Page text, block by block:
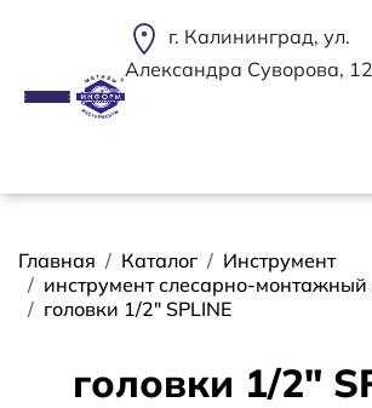
г. Калининград, ул.
Александра Суворова,
Строка навигации
Главная Каталог
Инструмент
инструмент слесарно-монтажный
головки 1/2" SPLINE
головки 1/2"